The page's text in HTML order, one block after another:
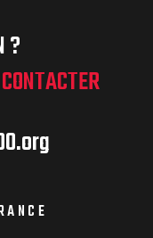
?